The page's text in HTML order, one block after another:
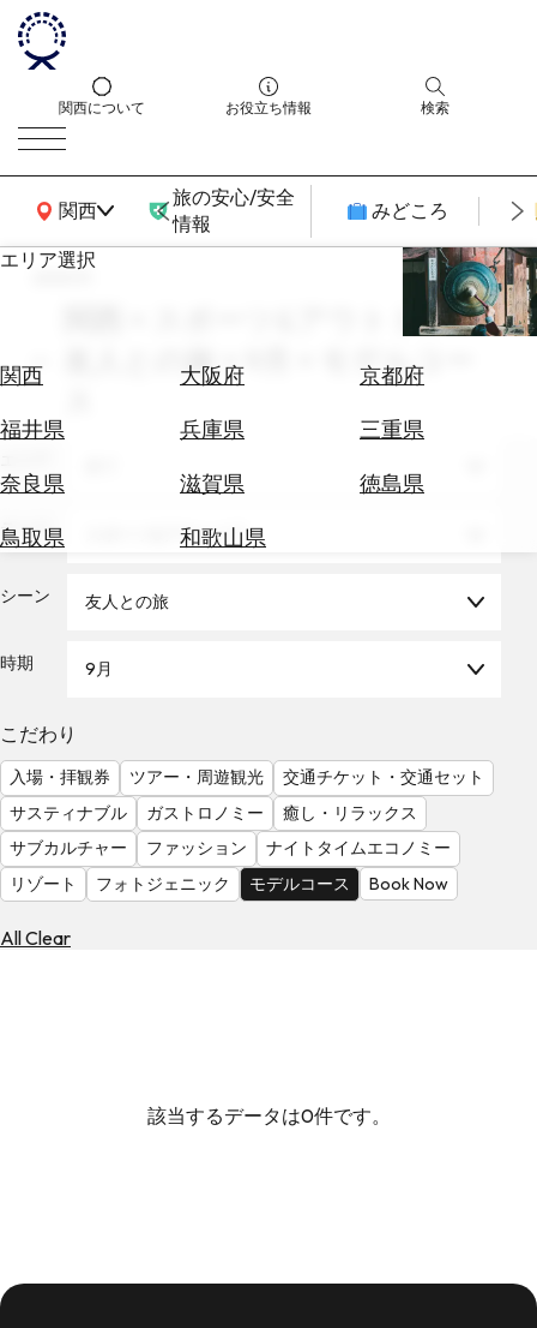
関西について お役立ち情報 検索
関西
関西広域MAP
旅の安心/安全
情報
みどころ
エリア選択
関西 大阪府
京都府
福井県
兵庫県
三重県
奈良県
滋賀県
徳島県
鳥取県
和歌山県
エ
券
テ
を
を
見
る
search
関西 × スポーツ&アウトドア ×
友人との旅 × 9月 × モデルコー
テーマ スポーツ&アウトドア
シーン 友人との旅
時期 9月
こだわり
入場・拝観券 ツアー・周遊観光
交通チケット・交通セット
サスティナブル
ガストロノミー
癒し・リラックス
サブカルチャー
ファッション
ナイトタイムエコノミー
リゾート
フォトジェニック モデルコース Book Now
All Clear
該当するデータは0件です。